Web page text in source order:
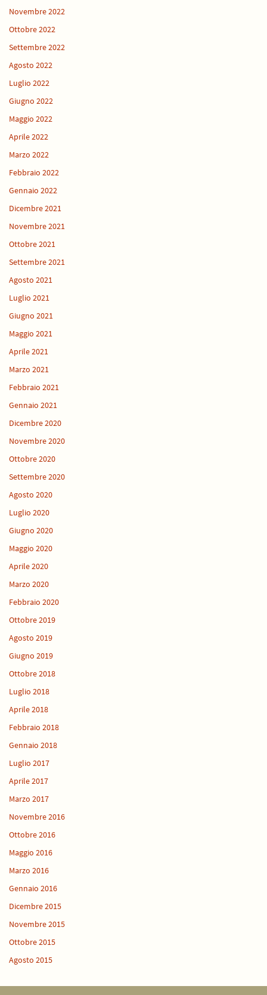
Novembre 2022
Ottobre 2022
Settembre 2022
Agosto 2022
Luglio 2022
Giugno 2022
Maggio 2022
Aprile 2022
Marzo 2022
Febbraio 2022
Gennaio 2022
Dicembre 2021
Novembre 2021
Ottobre 2021
Settembre 2021
Agosto 2021
Luglio 2021
Giugno 2021
Maggio 2021
Aprile 2021
Marzo 2021
Febbraio 2021
Gennaio 2021
Dicembre 2020
Novembre 2020
Ottobre 2020
Settembre 2020
Agosto 2020
Luglio 2020
Giugno 2020
Maggio 2020
Aprile 2020
Marzo 2020
Febbraio 2020
Ottobre 2019
Agosto 2019
Giugno 2019
Ottobre 2018
Luglio 2018
Aprile 2018
Febbraio 2018
Gennaio 2018
Luglio 2017
Aprile 2017
Marzo 2017
Novembre 2016
Ottobre 2016
Maggio 2016
Marzo 2016
Gennaio 2016
Dicembre 2015
Novembre 2015
Ottobre 2015
Agosto 2015